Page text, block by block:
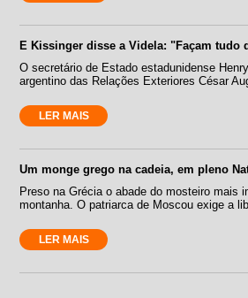
E Kissinger disse a Videla: "Façam tudo
O secretário de Estado estadunidense
argentino das Relações Exteriores César
LER MAIS
Um monge grego na cadeia, em pleno
Preso na Grécia o abade do mosteiro mais
montanha. O patriarca de Moscou exige a
LER MAIS